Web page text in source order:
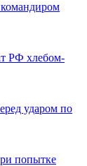
РФ хлебом-
ударом по
попытке